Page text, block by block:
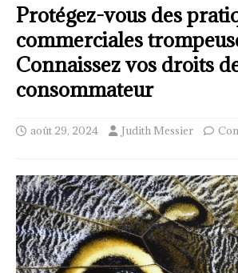
Protégez-vous des
commerciales
Connaissez vos droits
consommateur
août 29, 2024 Judith Messier